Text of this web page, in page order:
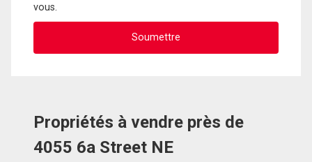
vous.
Propriétés à vendre près de
4055 6a Street NE